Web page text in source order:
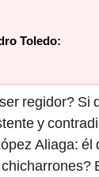
Toledo:
regidor? Si
y
Aliaga: él